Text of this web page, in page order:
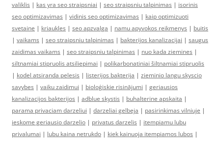
valiklis | kas yra seo straipsniai | seo straipsniu talpinimas | isorinis
seo optimizavimas | vidinis seo optimizavimas | kaip optimizuoti
svetaine | kriaukles | seo apzvalga | namu apyvokos reikmenys | buitis
| vaikams | seo straipsniu talpinimas | bakterijos kanalizacijai | saugus
zaidimas vaikams | seo straipsniu talpinimas | nuo kada ziemines |
siltnamiai stipruolis atsiliepimai | polikarbonatiniai šiltnamiai stipruolis
| kodel atsiranda pelesis | listerijos bakterija | zieminio langu skyscio
savybes | vaiku zaidimui | bioloģiskie risinājumi | geriausios
kanalizacijos bakterijos | adblue skystis | buhalterine apskaita |
parama privaciam darzeliui | darzeliai gelbeja | pasirinkimas vilniuje |
ieskome geriausio darzelio | privatus darzelis | itempiamu lubu
privalumai | lubu kaina netrukdo | kiek kainuoja itempiamos lubos |